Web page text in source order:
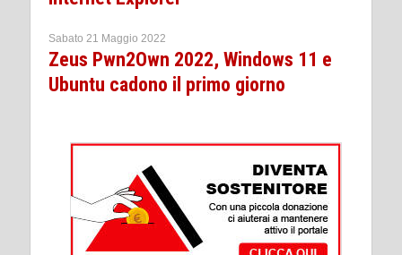
Sabato 21 Maggio 2022
Zeus Pwn2Own 2022, Windows 11 e
Ubuntu cadono il primo giorno